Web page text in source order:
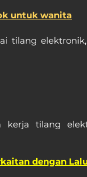
untuk wanita
tilang
kerja tilang
dengan